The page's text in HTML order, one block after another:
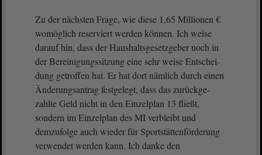
Zu der nächsten Frage, wie diese 1,65 Millionen €
womöglich reserviert werden können. Ich weise
darauf hin, dass der Haushaltsgesetzgeber noch in
der Bereinigungssitzung eine sehr weise Entschei-
dung getroffen hat. Er hat dort nämlich durch einen
Änderungsantrag festgelegt, dass das zurückge-
zahlte Geld nicht in den Einzelplan 13 fließt,
sondern im Einzelplan des MI verbleibt und
demzufolge auch wieder für Sportstättenförderung
verwendet werden kann. Ich danke den